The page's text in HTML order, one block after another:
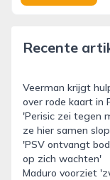
Recente
Veerman krijgt
over rode kaart in
'Perisic zei tegen
ze hier samen
'PSV ontvangt
op zich wachten'
Maduro voorziet